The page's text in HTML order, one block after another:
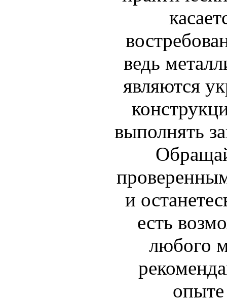
ведь
являются
выполнять
и
есть
любого